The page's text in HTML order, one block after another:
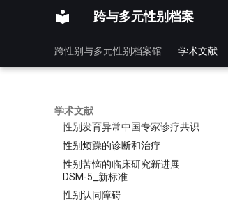
跨与多元性别档案
跨性别与多元性别档案馆 学术文献
学术文献
元
急性氯化钡中毒致恶性心律失
性别不一致去精神病化的思考
性别焦虑GD_的真相
性别发育异常中国专家诊疗共识
性别烦躁的诊断和治疗
性别苦恼的临床研究新进展
DSM-5_新标准
性别认同障碍